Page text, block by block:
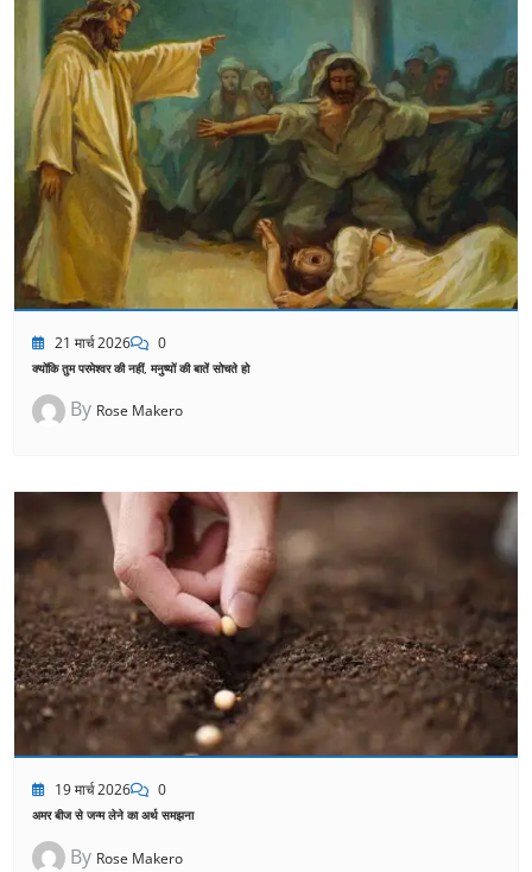
21 मार्च 2026 0
क्योंकि तुम परमेश्वर की नहीं, मनुष्यों की बातें सोचते हो
By Rose Makero
19 मार्च 2026 0
अमर बीज से जन्म लेने का अर्थ समझना
By Rose Makero